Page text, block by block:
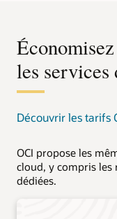
les services
Découvrir les tarifs
OCI propose les
cloud, y compris les
dédiées.